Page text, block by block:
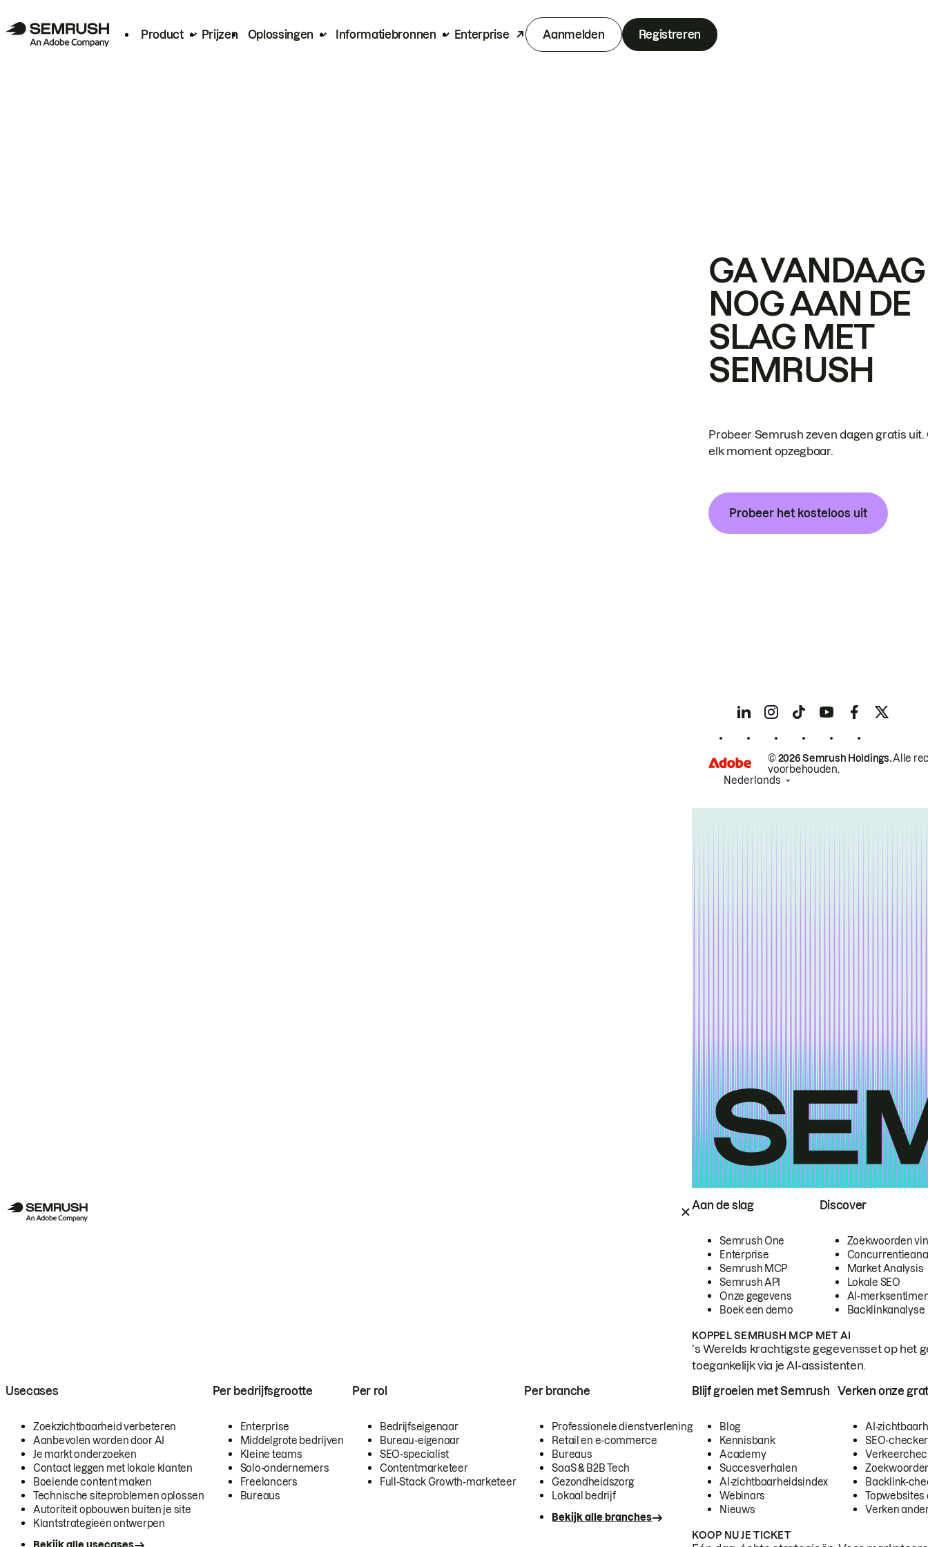
Product Prijzen Oplossingen Informatiebronnen Enterprise Aanmelden Registreren
Aan de slag
Semrush One
Enterprise
Semrush MCP
Semrush API
Onze gegevens
Boek een demo
Discover
Zoekwoorden
Market Analysis
Lokale SEO
AI-
Backlinkanalyse
KOPPEL SEMRUSH MCP MET AI
's Werelds krachtigste gegevensset op het
toegankelijk via je AI-assistenten.
Usecases
Zoekzichtbaarheid verbeteren
Aanbevolen worden door AI
Je markt onderzoeken
Contact leggen met lokale klanten
Boeiende content maken
Technische siteproblemen oplossen
Autoriteit opbouwen buiten je site
Klantstrategieën ontwerpen
Per bedrijfsgrootte
Enterprise
Middelgrote bedrijven
Kleine teams
Solo-ondernemers
Freelancers
Bureaus
Per rol
Bedrijfseigenaar
Bureau-eigenaar
SEO-specialist
Contentmarketeer
Full-Stack Growth-marketeer
Per branche
Professionele dienstverlening
Retail en e-commerce
Bureaus
SaaS & B2B Tech
Gezondheidszorg
Lokaal bedrijf
Bekijk alle branches
Blijf groeien met Semrush
Blog
Kennisbank
Academy
Succesverhalen
AI-zichtbaarheidsindex
Webinars
Nieuws
Verken onze
AI-
SEO-checker
Backlink-
Topwebsites
Verken
KOOP NU JE TICKET
GA VANDAAG
NOG AAN DE
SLAG MET
SEMRUSH
Probeer Semrush zeven dagen gratis uit.
elk moment opzegbaar.
Probeer het kosteloos uit
© 2026 Semrush Holdings.Alle
voorbehouden.
Nederlands